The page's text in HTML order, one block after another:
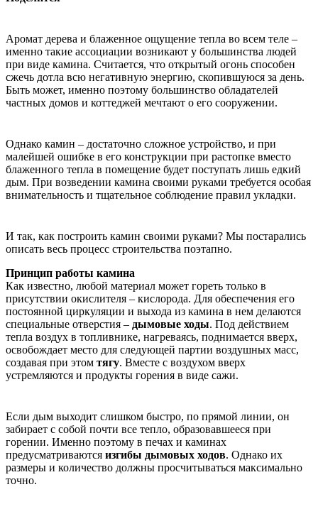
Аромат дерева и блаженное ощущение тепла во всем теле –
именно такие ассоциации возникают у большинства людей
при виде камина. Считается, что открытый огонь способен
сжечь дотла всю негативную энергию, скопившуюся за день.
Быть может, именно поэтому большинство обладателей
частных домов и коттеджей мечтают о его сооружении.
Однако камин – достаточно сложное устройство, и при
малейшей ошибке в его конструкции при растопке вместо
блаженного тепла в помещение будет поступать лишь едкий
дым. При возведении камина своими руками требуется особая
внимательность и тщательное соблюдение правил укладки.
И так, как построить камин своими руками? Мы постарались
описать весь процесс строительства поэтапно.
Принцип работы камина
Как известно, любой материал может гореть только в
присутствии окислителя – кислорода. Для обеспечения его
постоянной циркуляции и выхода из камина в нем делаются
специальные отверстия – дымовые ходы. Под действием
тепла воздух в топливнике, нагреваясь, поднимается вверх,
освобождает место для следующей партии воздушных масс,
создавая при этом тягу. Вместе с воздухом вверх
устремляются и продукты горения в виде сажи.
Если дым выходит слишком быстро, по прямой линии, он
забирает с собой почти все тепло, образовавшееся при
горении. Именно поэтому в печах и каминах
предусматриваются изгибы дымовых ходов. Однако их
размеры и количество должны просчитываться максимально
точно.